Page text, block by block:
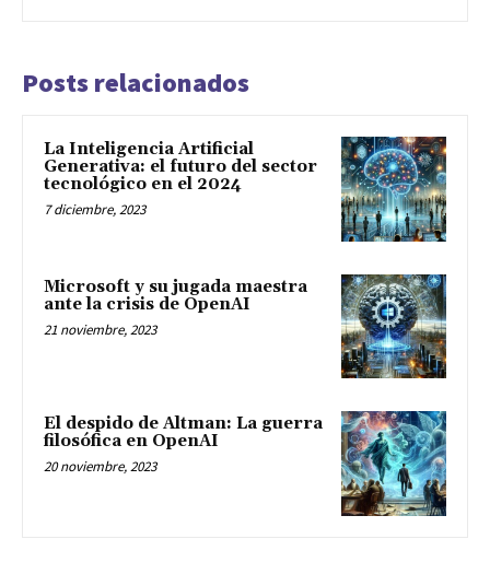
Posts relacionados
La Inteligencia Artificial
Generativa: el futuro del sector
tecnológico en el 2024
7 diciembre, 2023
Microsoft y su jugada maestra
ante la crisis de OpenAI
21 noviembre, 2023
El despido de Altman: La guerra
filosófica en OpenAI
20 noviembre, 2023